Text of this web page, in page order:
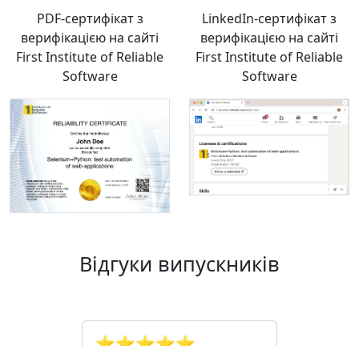
PDF-сертифікат з
верифікацією на сайті
First Institute of Reliable
Software
LinkedIn-сертифікат з
верифікацією на сайті
First Institute of Reliable
Software
Відгуки випускників